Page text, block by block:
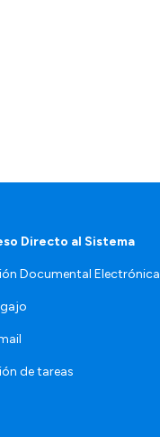
Directo al Sistema
Documental Electrónica
de tareas